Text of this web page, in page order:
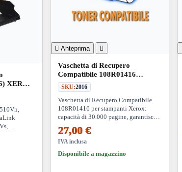
XEROX
(30K)
 Anteprima 
Vaschetta di Recupero
Compatibile 108R01416
XEROX 6510 (30K)
SKU:2016
Vaschetta di Recupero Compatibile
108R01416 per stampanti Xerox:
capacità di 30.000 pagine, garantisce
27,00 €
IVA inclusa
Disponibile a magazzino